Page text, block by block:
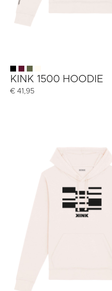
KINK 1500 HOODIE
€ 41,95